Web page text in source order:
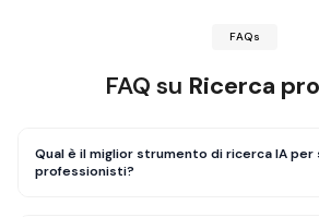
FAQs
FAQ su Ricerca
Qual è il miglior strumento di ricerca IA
professionisti?